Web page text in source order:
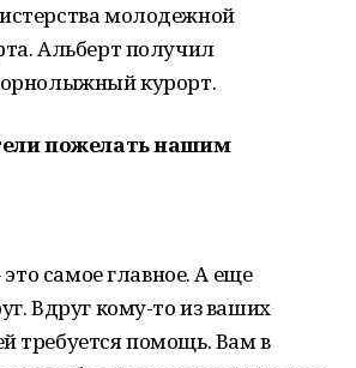
молодежной
Альберт получил
курорт.
пожелать нашим
это самое главное. А еще
Вдруг кому-то из ваших
требуется помощь. Вам в